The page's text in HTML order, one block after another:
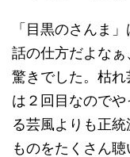
「目黒のさんま
話の仕方だよな
驚きでした。枯
は２回目なので
る芸風よりも正
ものをたくさん聴